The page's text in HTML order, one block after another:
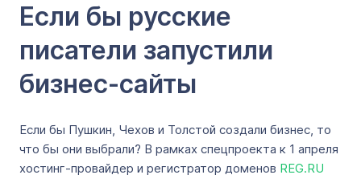
Если бы русские
писатели запустили
бизнес-сайты
Если бы Пушкин, Чехов и Толстой создали бизнес, то
что бы они выбрали? В рамках спецпроекта к 1 апреля
хостинг-провайдер и регистратор доменов REG.RU